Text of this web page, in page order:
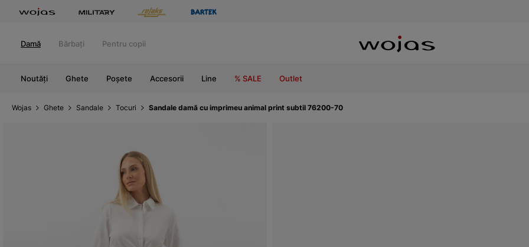
Damă Bărbați Pentru copii
Noutăți Ghete Poșete Accesorii Line % SALE Outlet
Wojas Ghete Sandale Tocuri Sandale damă cu imprimeu animal print subtil 76200-70